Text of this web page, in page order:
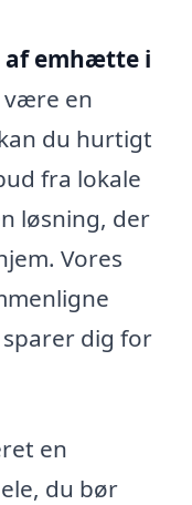
emhætte i
være en
du hurtigt
fra lokale
løsning, der
Vores
dig for
en
du bør